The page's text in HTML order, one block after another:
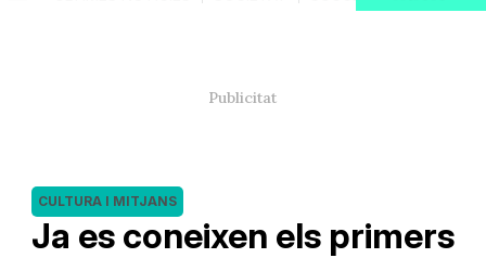
Ja es coneixen els primers
CULTURA I MITJANS